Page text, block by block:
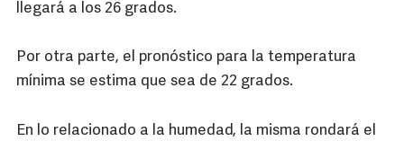
llegará a los 26 grados.
Por otra parte, el pronóstico para la temperatura
mínima se estima que sea de 22 grados.
En lo relacionado a la humedad, la misma rondará el